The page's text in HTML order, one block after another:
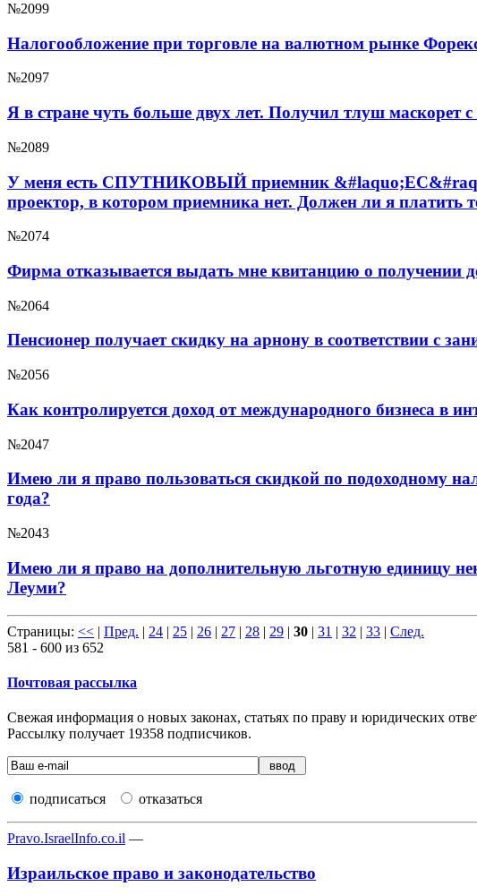
№2099
Налогообложение при торговле на валютном рынке
№2097
Я в стране чуть больше двух лет. Получил тлуш маскорет
№2089
У меня есть СПУТНИКОВЫЙ приемник
проектор, в котором приемника нет. Должен ли я платить
№2074
Фирма отказывается выдать мне квитанцию о получении
№2064
Пенсионер получает скидку на арнону в соответствии с
№2056
Как контролируется доход от международного бизнеса в
№2047
Имею ли я право пользоваться скидкой по подоходному
года?
№2043
Имею ли я право на дополнительную льготную единицу
Леуми?
Страницы: << | Пред. | 24 | 25 | 26 | 27 | 28 | 29 | 30 | 31 | 32 | 33 | След.
581 - 600 из 652
Почтовая рассылка
Свежая информация о новых законах, статьях по праву и юридических
Рассылку получает 19358 подписчиков.
подписаться отказаться
Pravo.IsraelInfo.co.il —
Израильское право и законодательство